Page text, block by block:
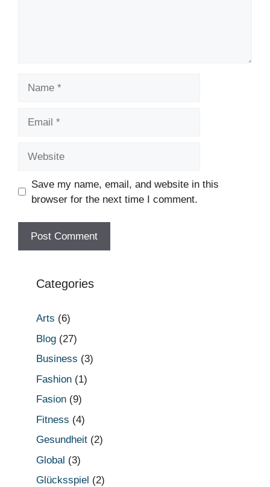
Save my name, email, and website in this
browser for the next time I comment.
Categories
Arts (6)
Blog (27)
Business (3)
Fashion (1)
Fasion (9)
Fitness (4)
Gesundheit (2)
Global (3)
Glücksspiel (2)